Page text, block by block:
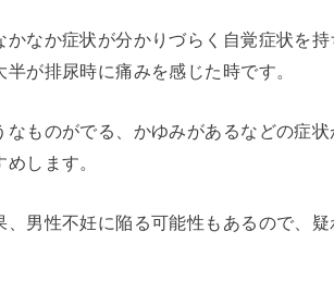
かなか症状が分かりづらく自覚症状を
が排尿時に痛みを感じた時です。
なものがでる、かゆみがあるなどの症
します。
、男性不妊に陥る可能性もあるので、